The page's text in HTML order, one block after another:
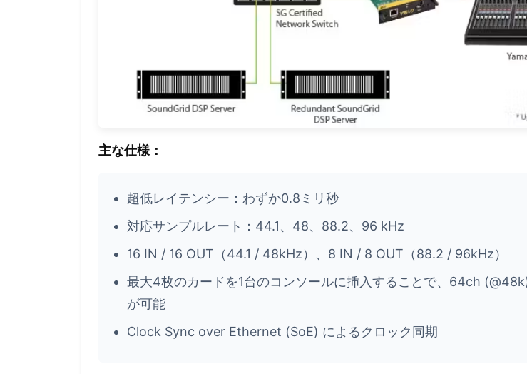
主な仕様：
超低レイテンシー：わずか0.8ミリ秒
対応サンプルレート：44.1、48、88.2、96 kHz
16 IN / 16 OUT（44.1 / 48kHz）、8 IN / 8 OUT（88.2 / 96kHz）
最大4枚のカードを1台のコンソールに挿入することで、64ch
が可能
Clock Sync over Ethernet (SoE) によるクロック同期